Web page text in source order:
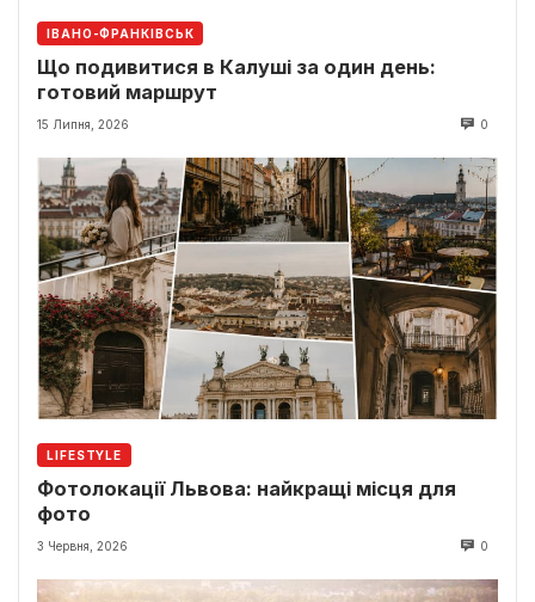
ІВАНО-ФРАНКІВСЬК
Що подивитися в Калуші за один день:
готовий маршрут
15 Липня, 2026 0
LIFESTYLE
Фотолокації Львова: найкращі місця для
фото
3 Червня, 2026 0